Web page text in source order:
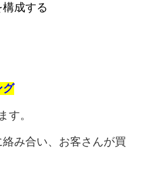
成する
グ
す。
み合い、お客さんが買